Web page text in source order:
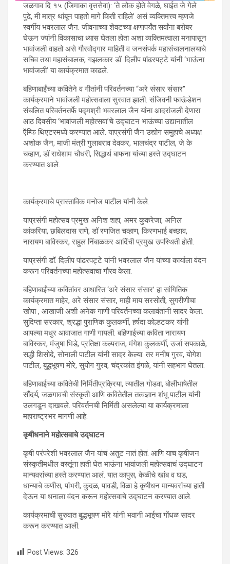
बहिणाबाईंच्या काव्याने भावांजली महोत्सवाची
सुरवात
जळगाव दि १५ (जिमाका वृत्तसेवा): ‘ते लोक होते वेगळे, घाईत जे गेले
पुढे, मी मात्र थांबून पाहतो मागे किती राहिले’ असं व्यक्तिमत्त्व म्हणजे
स्वर्गीय भवरलाल जैन. जीवनाच्या शेवटच्या क्षणापर्यंत सर्वांना बरोबर
घेऊन ज्यांनी विकासाचा ध्यास घेतला होता अशा व्यक्तिमत्वाला मनापासून
भावांजली वाहतो असे गौरवोद्गार माहिती व जनसंपर्क महासंचालनालयाचे
सचिव तथा महासंचालक, गझलकार डॉ. दिलीप पांढरपट्टे यांनी ‘भाऊंना
भावांजली’ या कार्यक्रमात काढले.
बहिणाबाईंच्या कवितेने व गीतांनी परिवर्तनच्या “अरे संसार संसार”
कार्यक्रमाने भावांजली महोत्सवाला सुरवात झाली. संजिवनी फाऊंडेशन
संचलित परिवर्तनतर्फे पद्मश्री भवरलाल जैन यांना आदरांजली देणारा
आठ दिवसीय ‘भावांजली महोत्सवा’चे उद्घाटन भाऊंच्या उद्यानातील
ऍम्फि थिएटरमध्ये करण्यात आले. याप्रसंगी जैन उद्योग समुहाचे अध्यक्ष
अशोक जैन, माजी मंत्री गुलाबराव देवकर, भालचंद्र पाटील, जे के
चव्हाण, डॉ राधेशाम चौधरी, सिद्धार्थ बाफना यांच्या हस्ते उद्घाटन
करण्यात आले.
कार्यक्रमाचे प्रास्ताविक मनोज पाटील यांनी केले.
याप्रसंगी महोत्सव प्रमुख अनिश शहा, अमर कुकरेजा, अनिल
कांकरिया, छबिलदास राणे, डॉ रणजित चव्हाण, किरणभाई बच्छाव,
नारायण बाविस्कर, राहुल निंबाळकर आदिंची प्रमुख उपस्थिती होती.
याप्रसंगी डाॅ. दिलीप पांढरपट्टे यांनी भवरलाल जैन यांच्या कार्याला वंदन
करून परिवर्तनच्या महोत्सवाचा गौरव केला.
बहिणाबाईंच्या कवितांवर आधारित ‘अरे संसार संसार’ हा सांगितिक
कार्यक्रमात माहेर, अरे संसार संसार, माही माय सरसोती, सुगरीणीचा
खोपा , आखाजी अशी अनेक गाणी परिवर्तनच्या कलावंतांनी सादर केला.
सुदिप्ता सरकार, श्रद्धा पुराणिक कुलकर्णी, हर्षदा कोल्हटकर यांनी
आपल्या मधुर आवाजात गाणी गायली. बहिणाईच्या कविता नारायण
बाविस्कर, मंजुषा भिडे, प्रतिक्षा कल्पराज, मंगेश कुलकर्णी, उर्जा सपकाळे,
सद्धी शिसोदे, सोनाली पाटील यांनी सादर केल्या. तर मनीष गुरव, योगेश
पाटील, बुद्धभूषण मोरे, सुयोग गुरव, चंद्रकांत इंगळे, यांनी सहभाग घेतला.
बहिणाबाईच्या कवितेची निर्मितीप्रक्रिया, त्यातील गोडवा, बोलीभाषेतील
सौंदर्य, जळगावची संस्कृती आणि कवितेतील तत्वज्ञान शंभू पाटील यांनी
उलगडून दाखवले. परिवर्तनची निर्मिती असलेल्या या कार्यक्रमाला
महाराष्ट्रभर मागणी आहे.
कृषीधनाने महोत्सवाचे उद्घाटन
कृषी परंपरेशी भवरलाल जैन यांचं अतुट नातं होतं. आणि याच कृषीजन
संस्कृतीमधील वस्तूंना हाती घेत भाऊंना भावांजली महोत्सवाचं उद्घाटन
मान्यवरांच्या हस्ते करण्यात आलं. यात कापुस, केळीचे खांब व घड,
धान्याचे कणीस, पांभरी, कुदळ, पावडी, विळा हे कृषीधन मान्यवरांच्या हाती
देऊन या धनाला वंदन करून महोत्सवाचे उद्घाटन करण्यात आले.
कार्यक्रमाची सुरुवात बुद्धभूषण मोरे यांनी भवानी आईचा गोंधळ सादर
करून करण्यात आली.
Post Views: 326